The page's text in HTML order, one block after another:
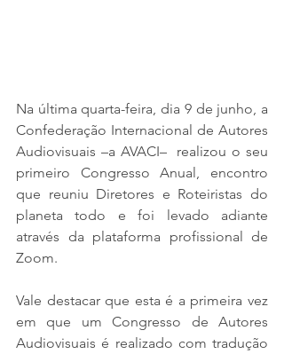
Na última quarta-feira, dia 9 de junho, a
Confederação Internacional de Autores
Audiovisuais –a AVACI–  realizou o seu
primeiro Congresso Anual, encontro
que reuniu Diretores e Roteiristas do
planeta todo e foi levado adiante
através da plataforma profissional de
Zoom.
Vale destacar que esta é a primeira vez
em que um Congresso de Autores
Audiovisuais é realizado com tradução